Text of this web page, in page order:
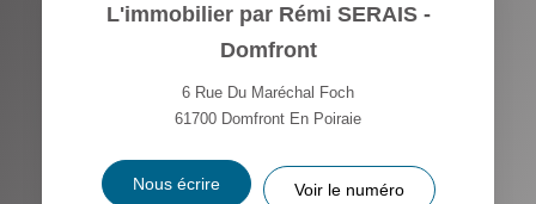
L'immobilier par Rémi SERAIS -
Domfront
6 Rue Du Maréchal Foch
61700 Domfront En Poiraie
Nous écrire Voir le numéro